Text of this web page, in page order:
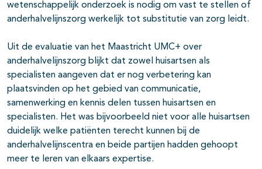
wetenschappelijk onderzoek is nodig om vast te stellen of
anderhalvelijnszorg werkelijk tot substitutie van zorg leidt.
Uit de evaluatie van het Maastricht UMC+ over
anderhalvelijnszorg blijkt dat zowel huisartsen als
specialisten aangeven dat er nog verbetering kan
plaatsvinden op het gebied van communicatie,
samenwerking en kennis delen tussen huisartsen en
specialisten. Het was bijvoorbeeld niet voor alle huisartsen
duidelijk welke patiënten terecht kunnen bij de
anderhalvelijnscentra en beide partijen hadden gehoopt
meer te leren van elkaars expertise.